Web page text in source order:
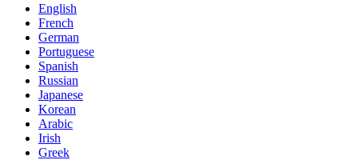
English
French
German
Portuguese
Spanish
Russian
Japanese
Korean
Arabic
Irish
Greek